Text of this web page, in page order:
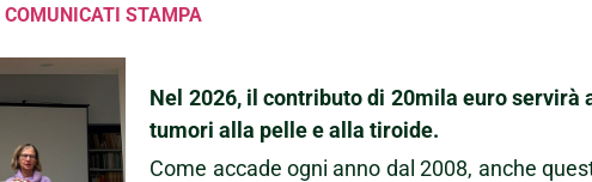
COMUNICATI STAMPA
Nel 2026, il contributo di 20mila euro
tumori alla pelle e alla tiroide.
Come accade ogni anno dal 2008, anche